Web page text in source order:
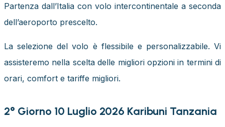
Partenza dall’Italia con volo intercontinentale a seconda
dell’aeroporto prescelto.
La selezione del volo è flessibile e personalizzabile. Vi
assisteremo nella scelta delle migliori opzioni in termini di
orari, comfort e tariffe migliori.
2° Giorno 10 Luglio 2026 Karibuni Tanzania